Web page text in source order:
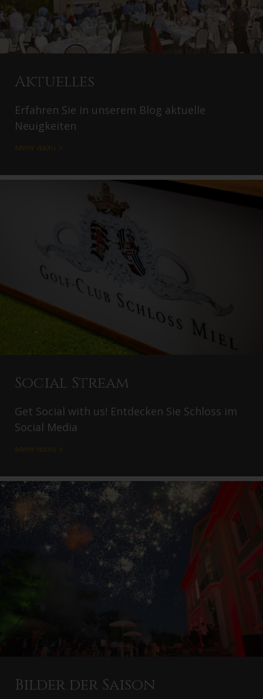
Aktuelles
Erfahren Sie in unserem Blog aktuelle
Neuigkeiten
Mehr dazu >
Social Stream
Get Social with us! Entdecken Sie Schloss im
Social Media
Mehr dazu >
Bilder der Saison